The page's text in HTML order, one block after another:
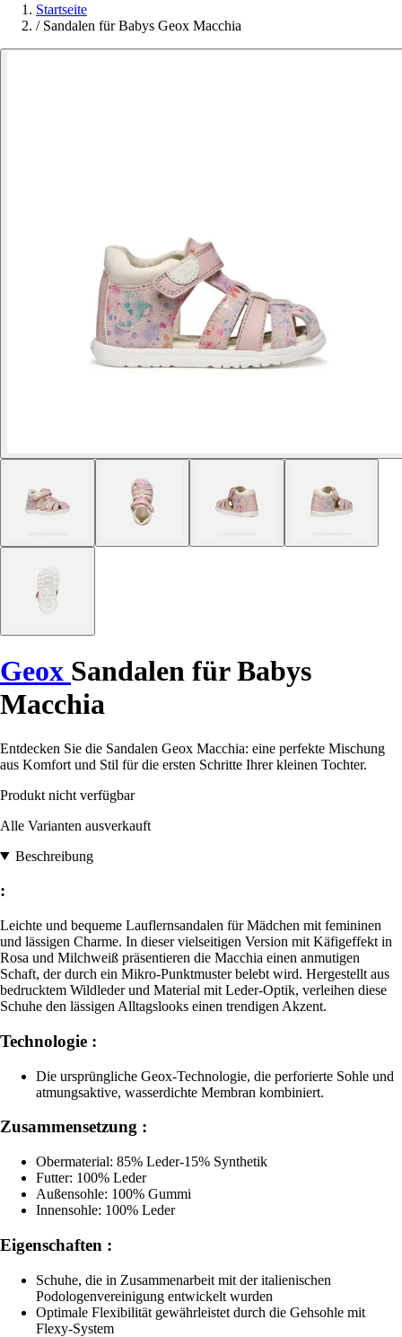
Startseite
/ Sandalen für Babys Geox Macchia
Geox Sandalen für Babys
Macchia
Entdecken Sie die Sandalen Geox Macchia: eine perfekte Mischung
aus Komfort und Stil für die ersten Schritte Ihrer kleinen Tochter.
Produkt nicht verfügbar
Alle Varianten ausverkauft
Beschreibung
:
Leichte und bequeme Lauflernsandalen für Mädchen mit femininen
und lässigen Charme. In dieser vielseitigen Version mit Käfigeffekt in
Rosa und Milchweiß präsentieren die Macchia einen anmutigen
Schaft, der durch ein Mikro-Punktmuster belebt wird. Hergestellt aus
bedrucktem Wildleder und Material mit Leder-Optik, verleihen diese
Schuhe den lässigen Alltagslooks einen trendigen Akzent.
Technologie :
Die ursprüngliche Geox-Technologie, die perforierte Sohle und
atmungsaktive, wasserdichte Membran kombiniert.
Zusammensetzung :
Obermaterial: 85% Leder-15% Synthetik
Futter: 100% Leder
Außensohle: 100% Gummi
Innensohle: 100% Leder
Eigenschaften :
Schuhe, die in Zusammenarbeit mit der italienischen
Podologenvereinigung entwickelt wurden
Optimale Flexibilität gewährleistet durch die Gehsohle mit
Flexy-System